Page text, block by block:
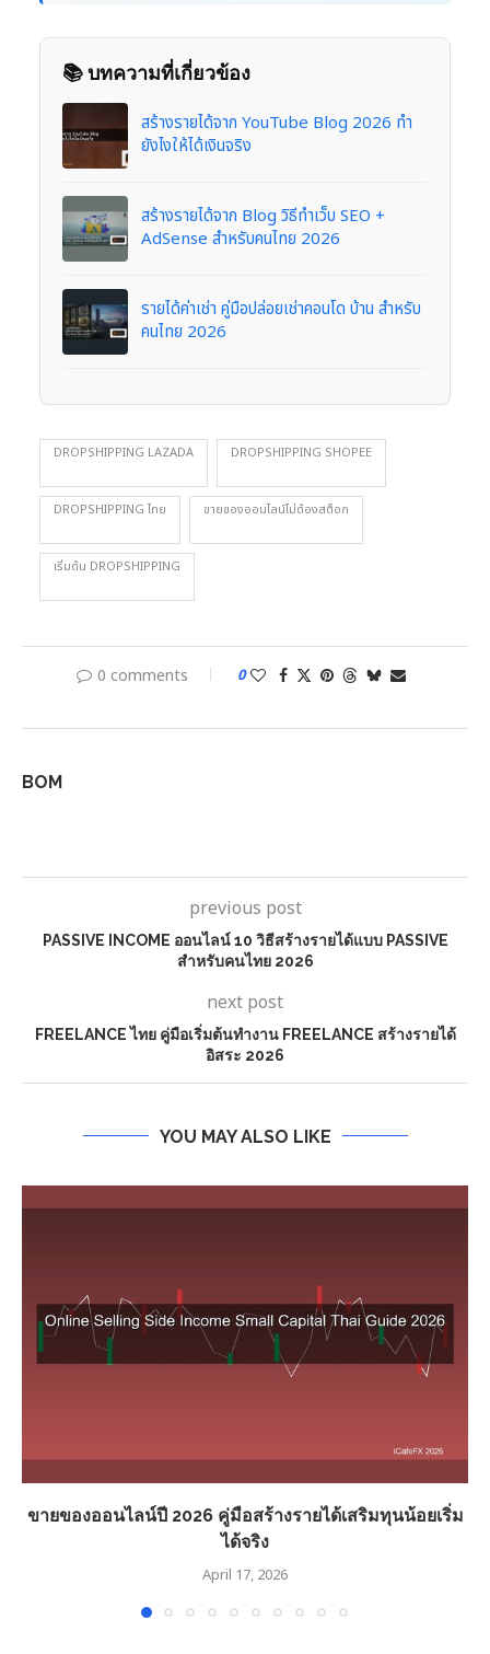
📚 บทความที่เกี่ยวข้อง
สร้างรายได้จาก YouTube Blog 2026 ทำ
ยังไงให้ได้เงินจริง
สร้างรายได้จาก Blog วิธีทำเว็บ SEO +
AdSense สำหรับคนไทย 2026
รายได้ค่าเช่า คู่มือปล่อยเช่าคอนโด บ้าน สำหรับ
คนไทย 2026
DROPSHIPPING LAZADA DROPSHIPPING SHOPEE
DROPSHIPPING ไทย ขายของออนไลน์ไม่ต้องสต็อก
เริ่มต้น DROPSHIPPING
0 comments 0
BOM
previous post
PASSIVE INCOME ออนไลน์ 10 วิธีสร้างรายได้แบบ PASSIVE
สำหรับคนไทย 2026
next post
FREELANCE ไทย คู่มือเริ่มต้นทำงาน FREELANCE สร้างรายได้
อิสระ 2026
YOU MAY ALSO LIKE
ขายของออนไลน์ปี 2026 คู่มือสร้างรายได้เสริมทุนน้อยเริ่ม
ได้จริง
April 17, 2026